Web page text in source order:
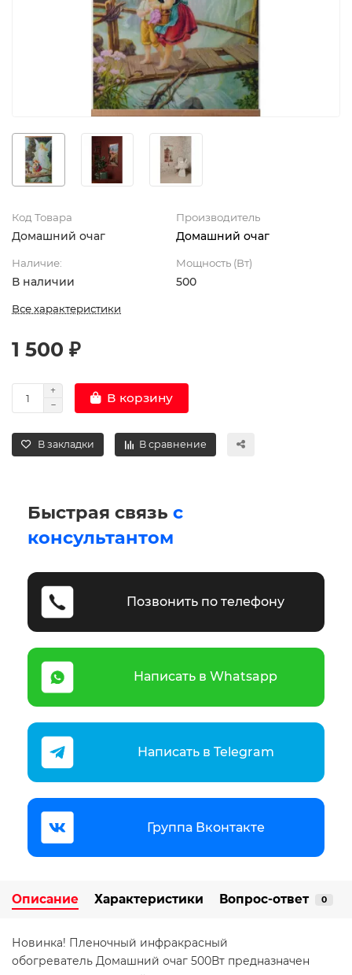
Код Товара
Домашний очаг
Производитель
Домашний очаг
Наличие:
В наличии
Мощность (Вт)
500
Все характеристики
1 500 ₽
В корзину
В закладки В сравнение
Быстрая связь с
консультантом
Позвонить по телефону
Написать в Whatsapp
Написать в Telegram
Группа Вконтакте
Описание Характеристики Вопрос-ответ 0
Новинка! Пленочный инфракрасный
обогреватель Домашний очаг 500Вт предназначен